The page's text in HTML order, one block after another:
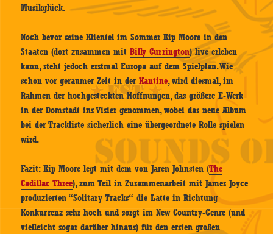
Musikglück.
Noch bevor seine Klientel im Sommer Kip Moore in den
Staaten (dort zusammen mitBilly Currington) live erleben
kann, steht jedoch erstmal Europa auf dem Spielplan. Wie
schon vor geraumer Zeit in derKantine, wird diesmal, im
Rahmen der hochgesteckten Hoffnungen, das größere E-Werk
in der Domstadt ins Visier genommen, wobei das neue Album
bei der Trackliste sicherlich eine übergeordnete Rolle spielen
wird.
Fazit: Kip Moore legt mit dem von Jaren Johnsten (The
Cadillac Three), zum Teil in Zusammenarbeit mit James Joyce
produzierten “Solitary Tracks“ die Latte in Richtung
Konkurrenz sehr hoch und sorgt im New Country-Genre (und
vielleicht sogar darüber hinaus) für den ersten großen